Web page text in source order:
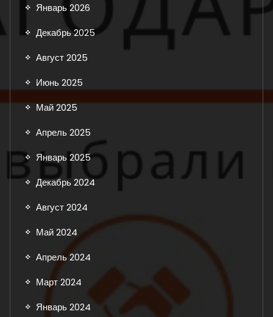
Январь 2026
Декабрь 2025
Август 2025
Июнь 2025
Май 2025
Апрель 2025
Январь 2025
Декабрь 2024
Август 2024
Май 2024
Апрель 2024
Март 2024
Январь 2024